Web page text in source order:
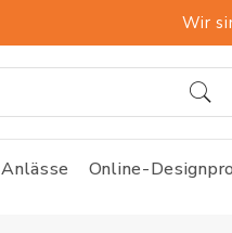
Wir
Anlässe Online-